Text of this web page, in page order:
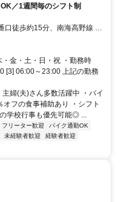
／1週間毎のシフト制
徒歩約15分、南海高野線 岸
岸里玉出岸里口徒歩約16分
速電気軌道第3号線] 岸里玉出
出 [南海汐見橋線]
金・土・日・祝 ・勤務時
[3] 06:00～23:00 上記の勤務
婦(夫)さん多数活躍中 ・バイ
フの食事補助あり ・シフト
学校行事も優先可能◎ ...
フリーター歓迎
バイク通勤OK
未経験者歓迎
経験者歓迎